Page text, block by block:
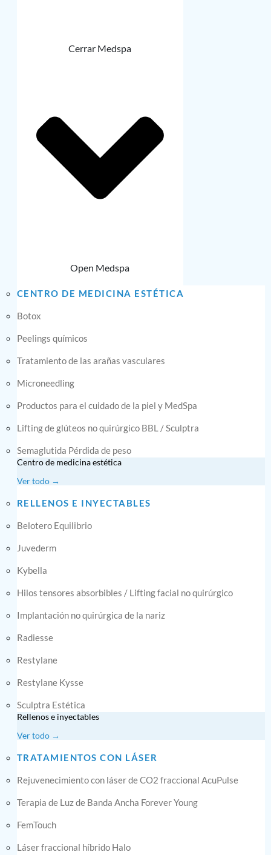
Cerrar Medspa
Open Medspa
CENTRO DE MEDICINA ESTÉTICA
Botox
Peelings químicos
Tratamiento de las arañas vasculares
Microneedling
Productos para el cuidado de la piel y MedSpa
Lifting de glúteos no quirúrgico BBL / Sculptra
Semaglutida Pérdida de peso
Centro de medicina estética
Ver todo →
RELLENOS E INYECTABLES
Belotero Equilibrio
Juvederm
Kybella
Hilos tensores absorbibles / Lifting facial no quirúrgico
Implantación no quirúrgica de la nariz
Radiesse
Restylane
Restylane Kysse
Sculptra Estética
Rellenos e inyectables
Ver todo →
TRATAMIENTOS CON LÁSER
Rejuvenecimiento con láser de CO2 fraccional AcuPulse
Terapia de Luz de Banda Ancha Forever Young
FemTouch
Láser fraccional híbrido Halo